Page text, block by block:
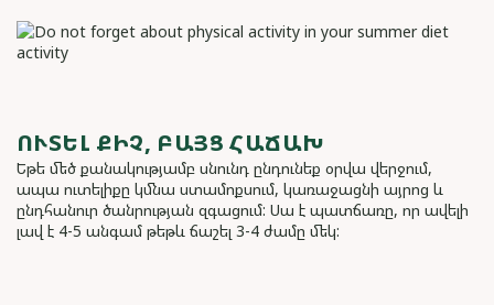
ՈՒՏԵԼ ՔԻՉ, ԲԱՅՑ ՀԱՃԱԽ
Եթե մեծ քանակությամբ սնունդ ընդունեք օրվա վերջում,
ապա ուտելիքը կմնա ստամոքսում, կառաջացնի այրոց և
ընդհանուր ծանրության զգացում: Սա է պատճառը, որ ավելի
լավ է 4-5 անգամ թեթև ճաշել 3-4 ժամը մեկ: